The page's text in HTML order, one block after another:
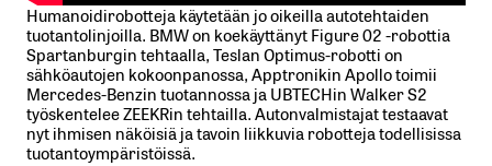
Humanoidirobotteja käytetään jo oikeilla autotehtaiden
tuotantolinjoilla. BMW on koekäyttänyt Figure 02 -robottia
Spartanburgin tehtaalla, Teslan Optimus-robotti on
sähköautojen kokoonpanossa, Apptronikin Apollo toimii
Mercedes-Benzin tuotannossa ja UBTECHin Walker S2
työskentelee ZEEKRin tehtailla. Autonvalmistajat testaavat
nyt ihmisen näköisiä ja tavoin liikkuvia robotteja todellisissa
tuotantoympäristöissä.